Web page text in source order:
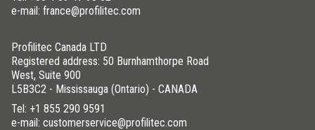
e-mail: france@profilitec.com
Profilitec Canada LTD
Registered address: 50 Burnhamthorpe Road
West, Suite 900
L5B3C2 - Mississauga (Ontario) - CANADA
Tel: +1 855 290 9591
e-mail: customerservice@profilitec.com